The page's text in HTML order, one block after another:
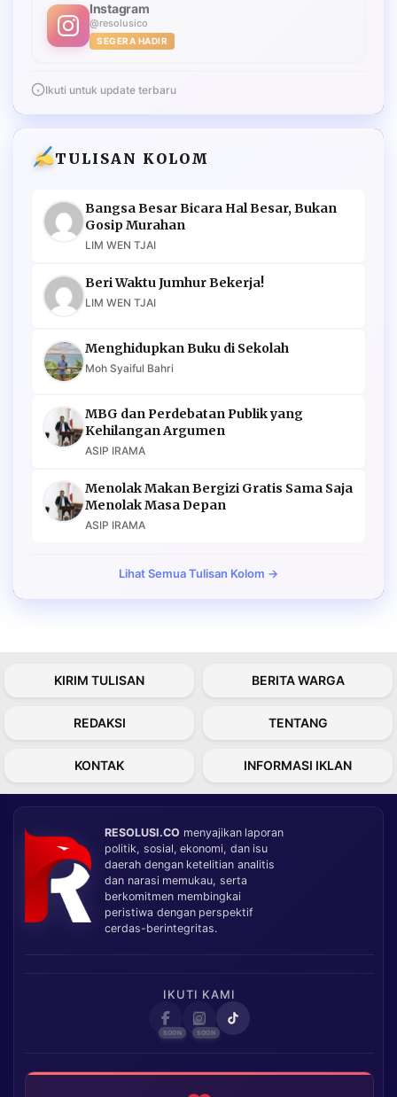
Instagram
@resolusico
SEGERA HADIR
Ikuti untuk update terbaru
TULISAN KOLOM
Bangsa Besar Bicara Hal Besar, Bukan
Gosip Murahan
LIM WEN TJAI
Beri Waktu Jumhur Bekerja!
LIM WEN TJAI
Menghidupkan Buku di Sekolah
Moh Syaiful Bahri
MBG dan Perdebatan Publik yang
Kehilangan Argumen
ASIP IRAMA
Menolak Makan Bergizi Gratis Sama Saja
Menolak Masa Depan
ASIP IRAMA
Lihat Semua Tulisan Kolom →
KIRIM TULISAN BERITA WARGA
REDAKSI TENTANG
KONTAK INFORMASI IKLAN
RESOLUSI.CO menyajikan laporan
politik, sosial, ekonomi, dan isu
daerah dengan ketelitian analitis
dan narasi memukau, serta
berkomitmen membingkai
peristiwa dengan perspektif
cerdas-berintegritas.
IKUTI KAMI